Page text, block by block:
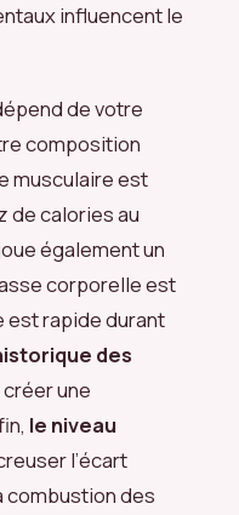
influencent le
de votre
composition
musculaire est
de calories au
également un
corporelle est
est rapide durant
des
une
le niveau
l’écart
combustion des